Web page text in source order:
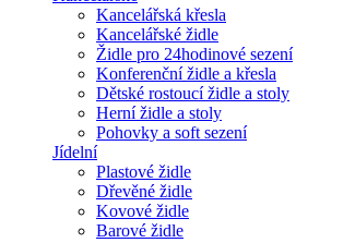
Kancelářská křesla
Kancelářské židle
Židle pro 24hodinové sezení
Konferenční židle a křesla
Dětské rostoucí židle a stoly
Herní židle a stoly
Pohovky a soft sezení
Jídelní
Plastové židle
Dřevěné židle
Kovové židle
Barové židle